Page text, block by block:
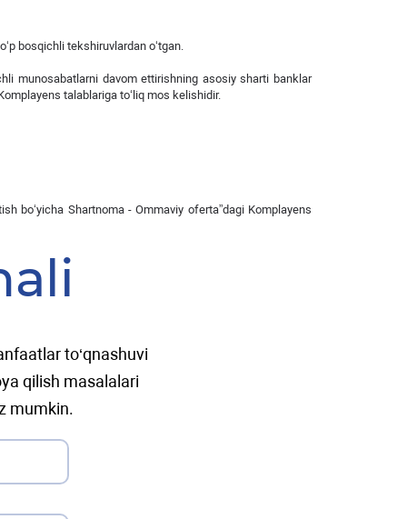
bosqichli tekshiruvlardan o‘tgan.
munosabatlarni davom ettirishning asosiy sharti banklar
talablariga to‘liq mos kelishidir.
bo‘yicha Shartnoma - Ommaviy oferta”dagi Komplayens
to‘qnashuvi
qilish masalalari
mumkin.